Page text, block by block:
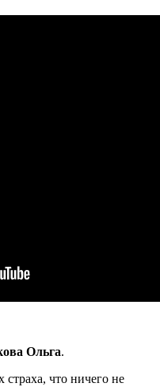
Ольга.
что ничего не